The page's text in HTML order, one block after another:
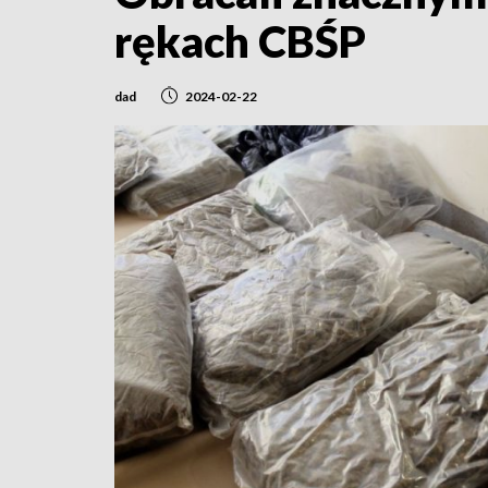
rękach CBŚP
dad 2024-02-22